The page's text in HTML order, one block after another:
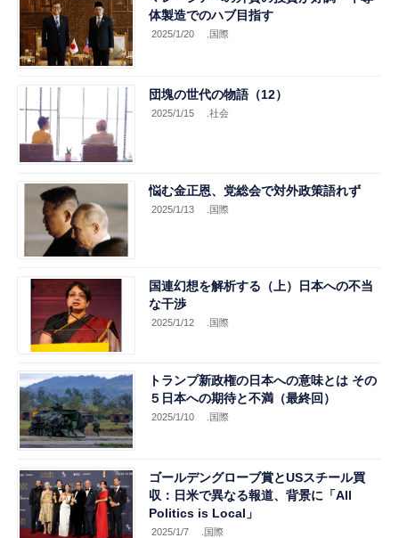
体製造でのハブ目指す
2025/1/20 .国際
団塊の世代の物語（12）
2025/1/15 .社会
悩む金正恩、党総会で対外政策語れず
2025/1/13 .国際
国連幻想を解析する（上）日本への不当
な干渉
2025/1/12 .国際
トランプ新政権の日本への意味とは その
５日本への期待と不満（最終回）
2025/1/10 .国際
ゴールデングローブ賞とUSスチール買
収：日米で異なる報道、背景に「All
Politics is Local」
2025/1/7 .国際